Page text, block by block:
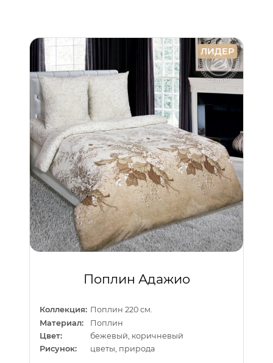
ЛИДЕР
Поплин Адажио
Коллекция: Поплин 220 см.
Материал:
Поплин
Цвет:
бежевый, коричневый
Рисунок:
цветы, природа